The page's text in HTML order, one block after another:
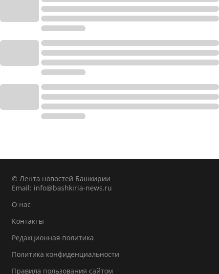
© Лента новостей Башкирии
Email: info@bashkiria-news.ru
О нас
Контакты
Редакционная политика
Политика конфиденциальности
Правила пользования сайтом